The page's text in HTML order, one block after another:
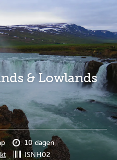
& Lowlands
10 dagen
ISNH02